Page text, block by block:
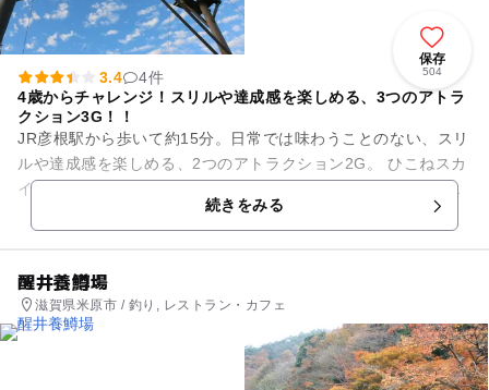
保存
504
3.4
4件
4歳からチャレンジ！スリルや達成感を楽しめる、3つのアトラ
クション3G！！
JR彦根駅から歩いて約15分。日常では味わうことのない、スリ
ルや達成感を楽しめる、2つのアトラクション2G。 ひこねスカ
イアドベンチャーの2Gは、4歳～の小さなお子様でもチャレン
続きをみる
醒井養鱒場
滋賀県米原市 / 釣り, レストラン・カフェ